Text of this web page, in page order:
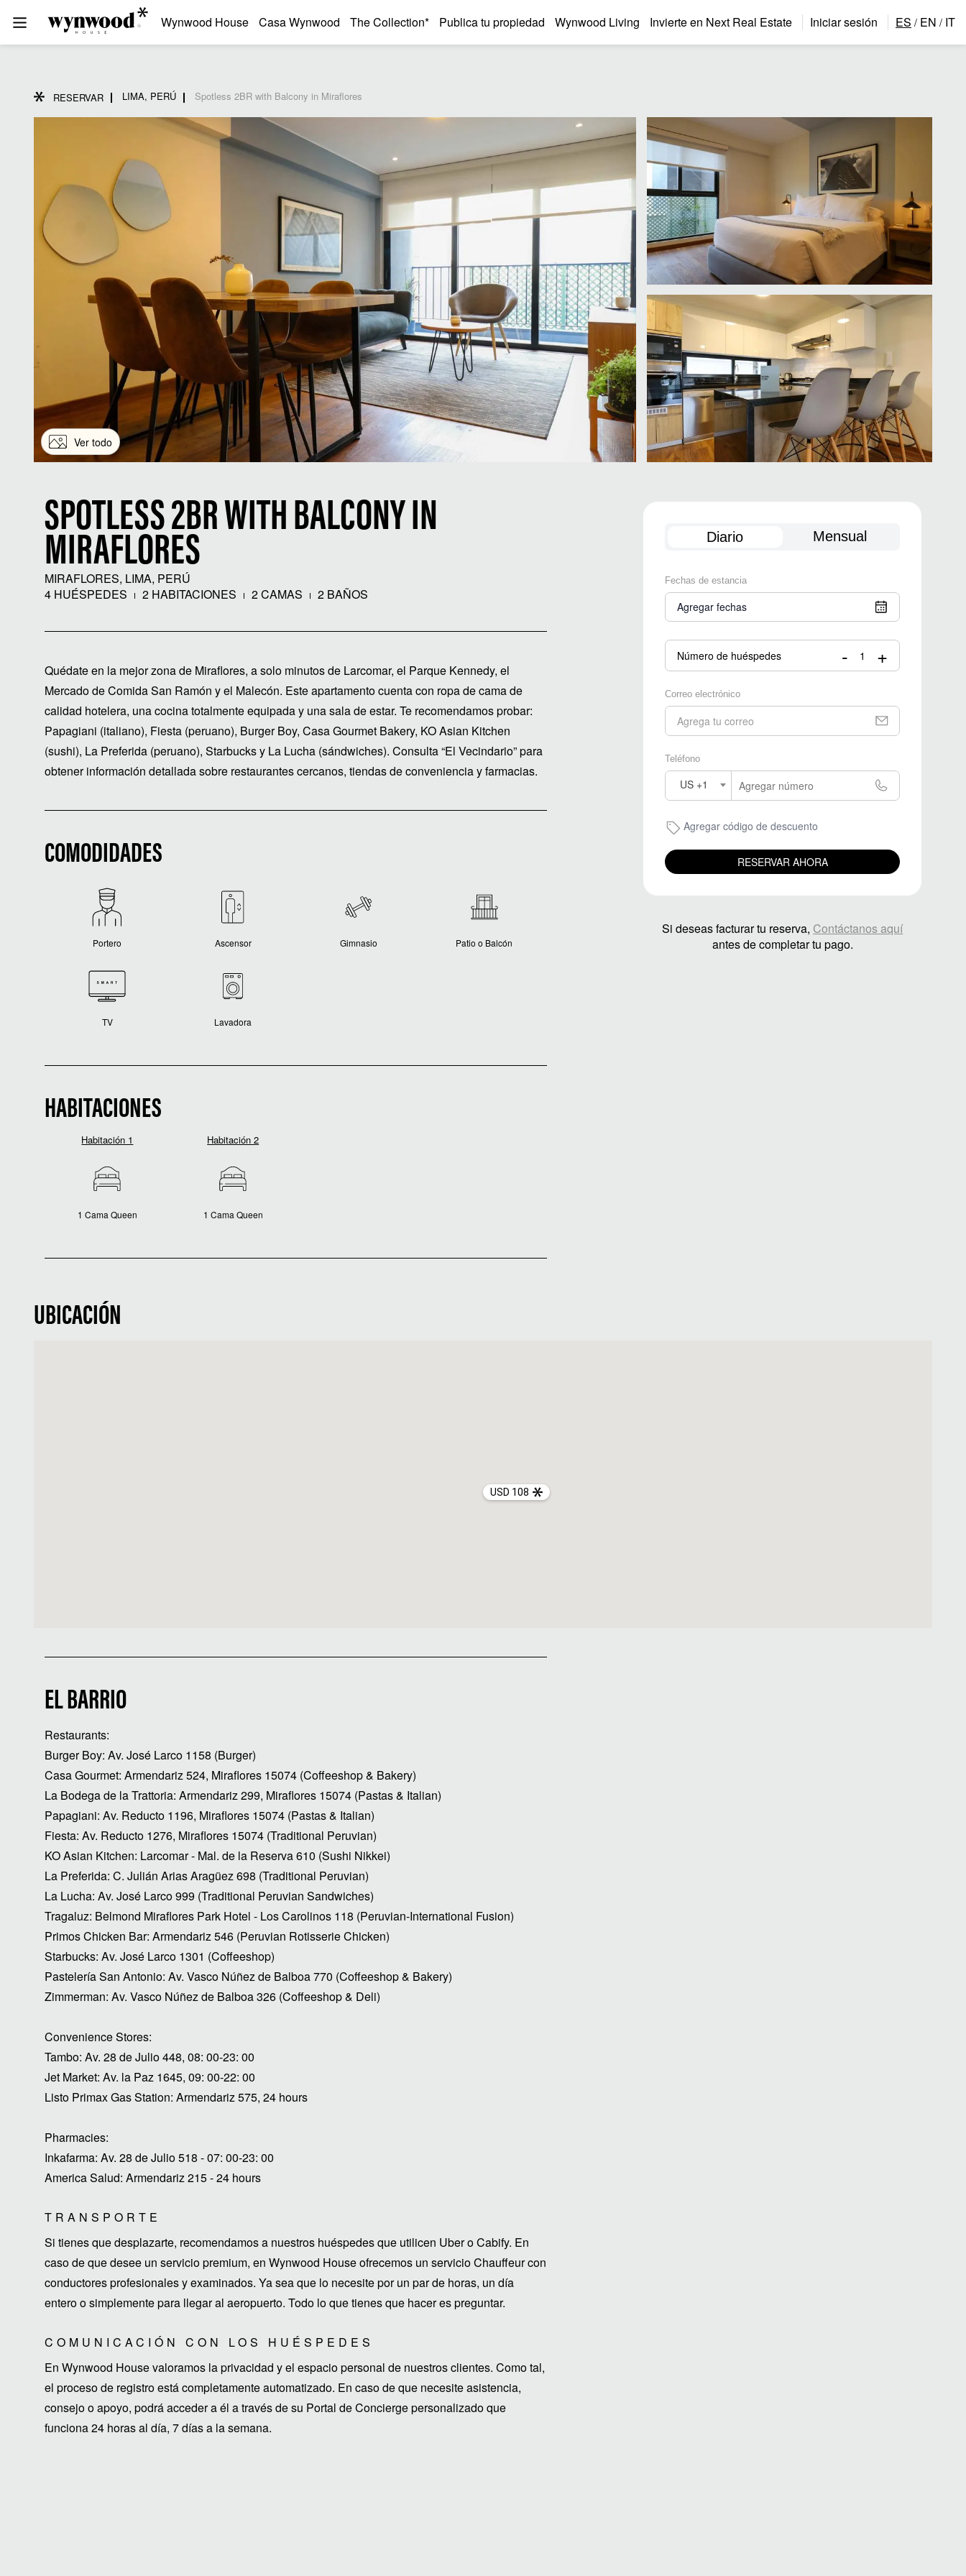
Wynwood House Casa Wynwood The Collection* Publica tu propiedad Wynwood Living Invierte en Next Real Estate Iniciar sesión ES / EN / IT
RESERVAR LIMA, PERÚ Spotless 2BR with Balcony in Miraflores
Ver todo
SPOTLESS 2BR WITH BALCONY IN
MIRAFLORES
MIRAFLORES, LIMA, PERÚ
4 HUÉSPEDES
2 HABITACIONES 2 CAMAS 2 BAÑOS
Quédate en la mejor zona de Miraflores, a solo minutos de Larcomar, el Parque Kennedy, el
Mercado de Comida San Ramón y el Malecón. Este apartamento cuenta con ropa de cama de
calidad hotelera, una cocina totalmente equipada y una sala de estar. Te recomendamos probar:
Papagiani (italiano), Fiesta (peruano), Burger Boy, Casa Gourmet Bakery, KO Asian Kitchen
(sushi), La Preferida (peruano), Starbucks y La Lucha (sándwiches). Consulta “El Vecindario” para
obtener información detallada sobre restaurantes cercanos, tiendas de conveniencia y farmacias.
COMODIDADES
Portero Ascensor Gimnasio Patio o Balcón
TV Lavadora
HABITACIONES
Habitación 1
1 Cama Queen
Habitación 2
1 Cama Queen
Diario Mensual
Fechas de estancia
Agregar fechas
Número de huéspedes - +
Correo electrónico
Teléfono
US +1
Agregar código de descuento
RESERVAR AHORA
Si deseas facturar tu reserva, Contáctanos aquí
antes de completar tu pago.
UBICACIÓN
USD 108
EL BARRIO
Restaurants:
Burger Boy: Av. José Larco 1158 (Burger)
Casa Gourmet: Armendariz 524, Miraflores 15074 (Coffeeshop & Bakery)
La Bodega de la Trattoria: Armendariz 299, Miraflores 15074 (Pastas & Italian)
Papagiani: Av. Reducto 1196, Miraflores 15074 (Pastas & Italian)
Fiesta: Av. Reducto 1276, Miraflores 15074 (Traditional Peruvian)
KO Asian Kitchen: Larcomar - Mal. de la Reserva 610 (Sushi Nikkei)
La Preferida: C. Julián Arias Aragüez 698 (Traditional Peruvian)
La Lucha: Av. José Larco 999 (Traditional Peruvian Sandwiches)
Tragaluz: Belmond Miraflores Park Hotel - ​​Los Carolinos 118 (Peruvian-International Fusion)
Primos Chicken Bar: Armendariz 546 (Peruvian Rotisserie Chicken)
Starbucks: Av. José Larco 1301 (Coffeeshop)
Pastelería San Antonio: Av. Vasco Núñez de Balboa 770 (Coffeeshop & Bakery)
Zimmerman: Av. Vasco Núñez de Balboa 326 (Coffeeshop & Deli)
Convenience Stores:
Tambo: Av. 28 de Julio 448, 08: 00-23: 00
Jet Market: Av. la Paz 1645, 09: 00-22: 00
Listo Primax Gas Station: Armendariz 575, 24 hours
Pharmacies:
Inkafarma: Av. 28 de Julio 518 - 07: 00-23: 00
America Salud: Armendariz 215 - 24 hours
TRANSPORTE
Si tienes que desplazarte, recomendamos a nuestros huéspedes que utilicen Uber o Cabify. En
caso de que desee un servicio premium, en Wynwood House ofrecemos un servicio Chauffeur con
conductores profesionales y examinados. Ya sea que lo necesite por un par de horas, un día
entero o simplemente para llegar al aeropuerto. Todo lo que tienes que hacer es preguntar.
COMUNICACIÓN CON LOS HUÉSPEDES
En Wynwood House valoramos la privacidad y el espacio personal de nuestros clientes. Como tal,
el proceso de registro está completamente automatizado. En caso de que necesite asistencia,
consejo o apoyo, podrá acceder a él a través de su Portal de Concierge personalizado que
funciona 24 horas al día, 7 días a la semana.